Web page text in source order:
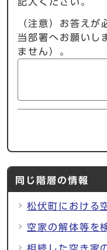
記入ください。
（注意）お答えが
当部署へお願いし
ません）。
同じ階層の情報
松伏町における
空家の解体等を
相続した空き家